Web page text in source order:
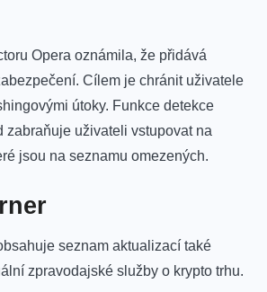
Opera oznámila, že přidává
Cílem je chránit uživatele
útoky. Funkce detekce
zabraňuje uživateli vstupovat na
jsou na seznamu omezených.
seznam aktualizací také
zpravodajské služby o krypto trhu.